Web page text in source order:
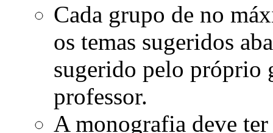
Cada grupo de no
os temas sugeridos
sugerido pelo próprio
professor.
A monografia deve